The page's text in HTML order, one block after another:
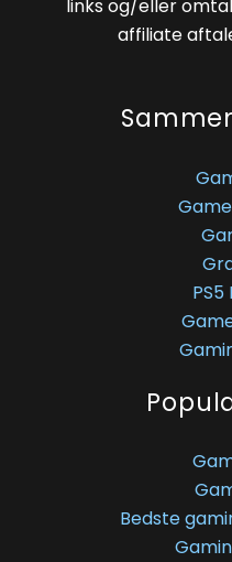
links og/eller
affiliate
Bedste